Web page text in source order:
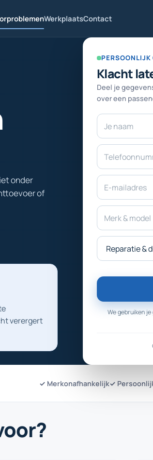
WerkplaatsContact
onder
of
verergert
Laat
dit
veld
leeg
Klacht
Deel je
over een
Naam
We gebruiken
✓ Merkonafhankelijk✓